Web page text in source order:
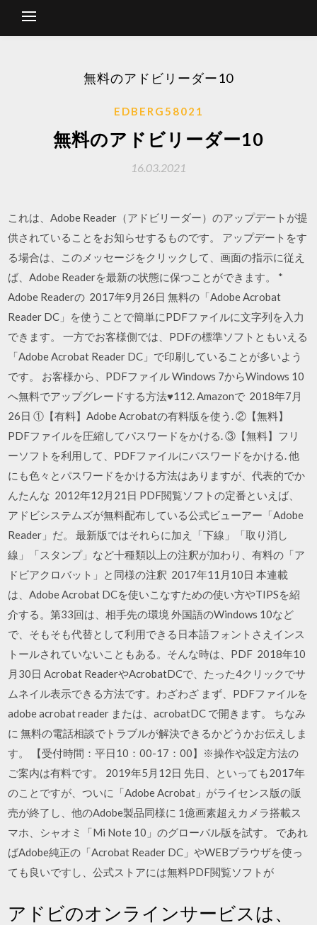
無料のアドビリーダー10
EDBERG58021
無料のアドビリーダー10
16.03.2021
これは、Adobe Reader（アドビリーダー）のアップデートが提
供されていることをお知らせするものです。 アップデートをす
る場合は、このメッセージをクリックして、画面の指示に従え
ば、Adobe Readerを最新の状態に保つことができます。 *
Adobe Readerの 2017年9月26日 無料の「Adobe Acrobat
Reader DC」を使うことで簡単にPDFファイルに文字列を入力
できます。 一方でお客様側では、PDFの標準ソフトともいえる
「Adobe Acrobat Reader DC」で印刷していることが多いよう
です。 お客様から、PDFファイル Windows 7からWindows 10
へ無料でアップグレードする方法♥112. Amazonで 2018年7月
26日 ①【有料】Adobe Acrobatの有料版を使う. ②【無料】
PDFファイルを圧縮してパスワードをかける. ③【無料】フリ
ーソフトを利用して、PDFファイルにパスワードをかける. 他
にも色々とパスワードをかける方法はありますが、代表的でか
んたんな 2012年12月21日 PDF閲覧ソフトの定番といえば、
アドビシステムズが無料配布している公式ビューアー「Adobe
Reader」だ。 最新版ではそれらに加え「下線」「取り消し
線」「スタンプ」など十種類以上の注釈が加わり、有料の「ア
ドビアクロバット」と同様の注釈 2017年11月10日 本連載
は、Adobe Acrobat DCを使いこなすための使い方やTIPSを紹
介する。第33回は、相手先の環境 外国語のWindows 10など
で、そもそも代替として利用できる日本語フォントさえインス
トールされていないこともある。そんな時は、PDF 2018年10
月30日 Acrobat ReaderやAcrobatDCで、たった4クリックでサ
ムネイル表示できる方法です。わざわざ まず、PDFファイルを
adobe acrobat reader または、acrobatDC で開きます。 ちなみ
に 無料の電話相談でトラブルが解決できるかどうかお伝えしま
す。 【受付時間：平日10：00-17：00】※操作や設定方法の
ご案内は有料です。 2019年5月12日 先日、といっても2017年
のことですが、ついに「Adobe Acrobat」がライセンス版の販
売が終了し、他のAdobe製品同様に 1億画素超えカメラ搭載ス
マホ、シャオミ「Mi Note 10」のグローバル版を試す。 であれ
ばAdobe純正の「Acrobat Reader DC」やWEBブラウザを使っ
ても良いですし、公式ストアには無料PDF閲覧ソフトが
アドビのオンラインサービスは、